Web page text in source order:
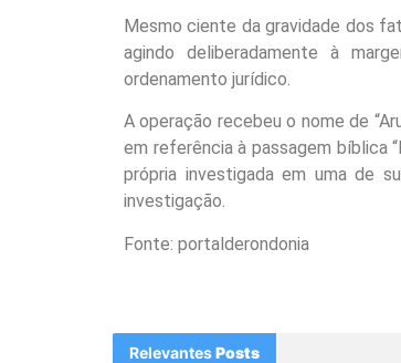
Mesmo ciente da gravidade dos
agindo deliberadamente à
ordenamento jurídico.
A operação recebeu o nome de
em referência à passagem bíblica
própria investigada em uma de
investigação.
Fonte: portalderondonia
RelevantesPosts